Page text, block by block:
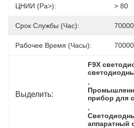
ЦНИИ (Ра>): > 80
Срок Службы (час): 70000
Рабочее Время (часы): 70000
Выделить:
F9X
,
прибор для
,
аппаратный